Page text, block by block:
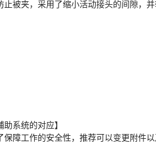
止被夹，采用了缩小活动接头的间隙，
助系统的对应】
保障工作的安全性，推荐可以变更附件